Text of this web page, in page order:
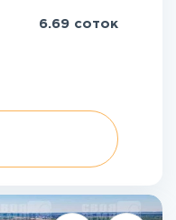
6.69 соток